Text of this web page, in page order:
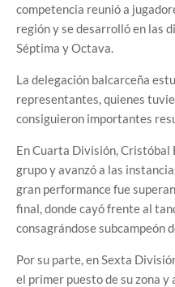
competencia reunió a
región y se desarrolló en las
Séptima y Octava.
La delegación balcarceña
representantes, quienes
consiguieron importantes
En Cuarta División, Cristóbal
grupo y avanzó a las
gran performance fue
final, donde cayó frente al
consagrándose subcampeón
Por su parte, en Sexta
el primer puesto de su zona y